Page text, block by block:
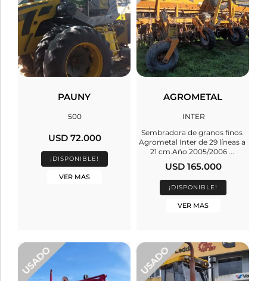
PAUNY
500
USD 72.000
¡DISPONIBLE!
VER MAS
AGROMETAL
INTER
Sembradora de granos finos
Agrometal Inter de 29 líneas a
21 cm.Año 2005/2006 ...
USD 165.000
¡DISPONIBLE!
VER MAS